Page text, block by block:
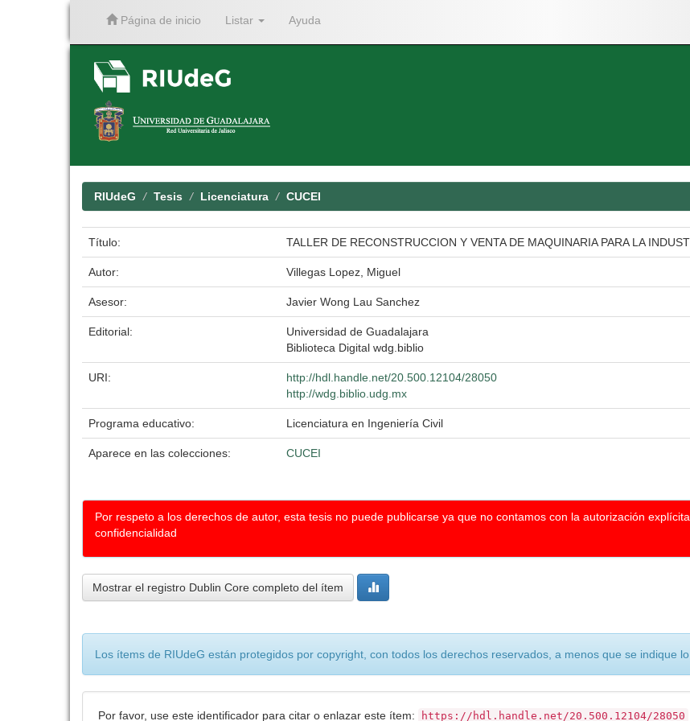
Página de inicio Listar Ayuda
RIUdeG Tesis Licenciatura CUCEI
Título: TALLER DE RECONSTRUCCION Y VENTA DE MAQUINARIA PARA LA
Autor: Villegas Lopez, Miguel
Asesor: Javier Wong Lau Sanchez
Editorial:
Universidad de Guadalajara
Biblioteca Digital wdg.biblio
URI:
http://hdl.handle.net/20.500.12104/28050
http://wdg.biblio.udg.mx
Programa educativo: Licenciatura en Ingeniería Civil
Aparece en las colecciones: CUCEI
Por respeto a los derechos de autor, esta tesis no puede publicarse ya que no contamos con la autorización
confidencialidad
Mostrar el registro Dublin Core completo del ítem
Los ítems de RIUdeG están protegidos por copyright, con todos los derechos reservados, a menos que se indique lo
Por favor, use este identificador para citar o enlazar este ítem: https://hdl.handle.net/20.500.12104/28050